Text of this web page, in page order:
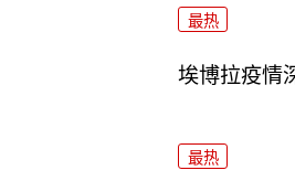
最热
埃博拉疫情
最热